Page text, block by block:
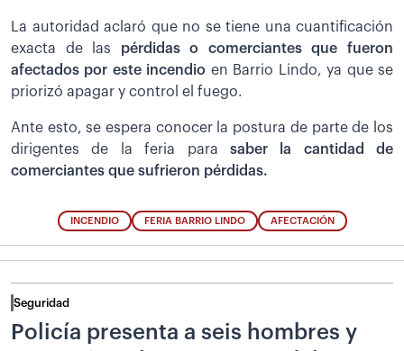
La autoridad aclaró que no se tiene una cuantificación
exacta de las pérdidas o comerciantes que fueron
afectados por este incendio en Barrio Lindo, ya que se
priorizó apagar y control el fuego.
Ante esto, se espera conocer la postura de parte de los
dirigentes de la feria para saber la cantidad de
comerciantes que sufrieron pérdidas.
INCENDIO FERIA BARRIO LINDO AFECTACIÓN
Seguridad
Policía presenta a seis hombres y